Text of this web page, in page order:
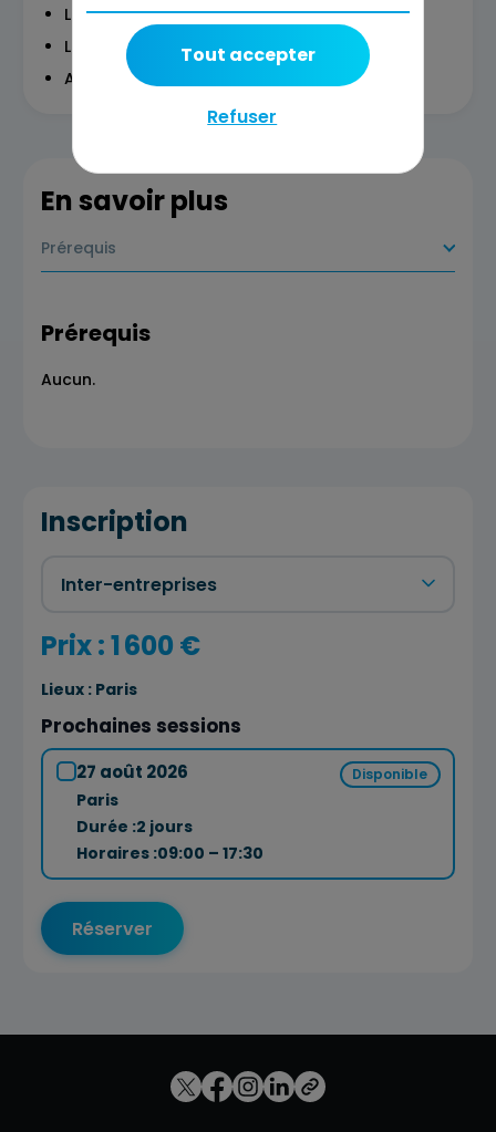
Les fondamentaux de modélisation
Les missions types et livrables
Acculturation technologique
En savoir plus
Prérequis
Prérequis
Aucun.
Inscription
Prix : 1 600 €
Lieux : Paris
Prochaines sessions
27 août 2026 Disponible
Paris
Durée :2 jours
Horaires :09:00 – 17:30
Réserver
Refuser
Tout accepter